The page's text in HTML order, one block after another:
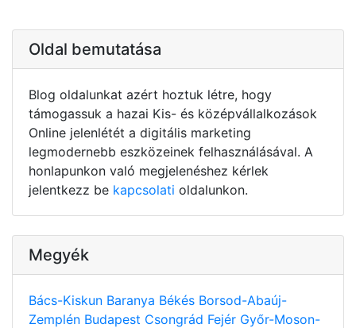
Oldal bemutatása
Blog oldalunkat azért hoztuk létre, hogy
támogassuk a hazai Kis- és középvállalkozások
Online jelenlétét a digitális marketing
legmodernebb eszközeinek felhasználásával. A
honlapunkon való megjelenéshez kérlek
jelentkezz be kapcsolati oldalunkon.
Megyék
Bács-Kiskun Baranya Békés Borsod-Abaúj-
Zemplén Budapest Csongrád Fejér Győr-Moson-